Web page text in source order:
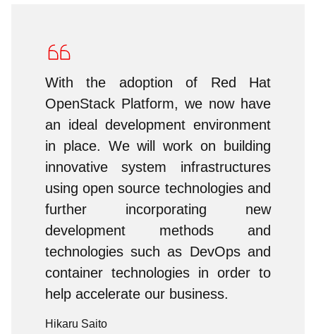
With the adoption of Red Hat
OpenStack Platform, we now have
an ideal development environment
in place. We will work on building
innovative system infrastructures
using open source technologies and
further incorporating new
development methods and
technologies such as DevOps and
container technologies in order to
help accelerate our business.
Hikaru Saito